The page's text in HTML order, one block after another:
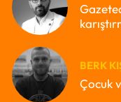
BERK
Çocuk